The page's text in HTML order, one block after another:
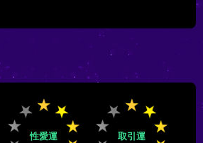
性愛運 取引運